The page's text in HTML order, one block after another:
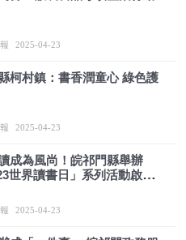
2025-04-23
柯村鎮：書香潤童心 綠色護
2025-04-23
成為風尚！皖祁門縣舉辦
世界讀書日」系列活動啟動
2025-04-23